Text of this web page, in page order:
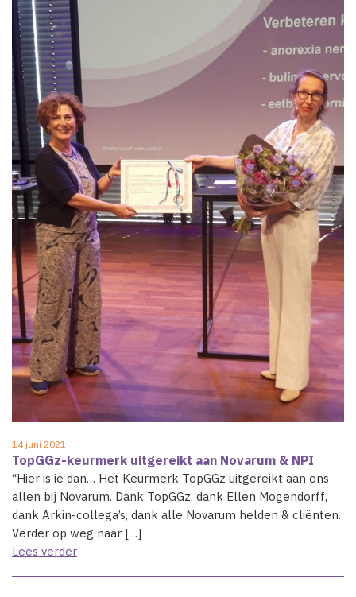
14 juni 2021
TopGGz-keurmerk uitgereikt aan Novarum & NPI
“Hier is ie dan… Het Keurmerk TopGGz uitgereikt aan ons
allen bij Novarum. Dank TopGGz, dank Ellen Mogendorff,
dank Arkin-collega’s, dank alle Novarum helden & cliënten.
Verder op weg naar […]
Lees verder